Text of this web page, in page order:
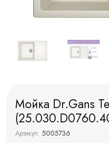
Мойка Dr.Gans
Артикул: 5005736